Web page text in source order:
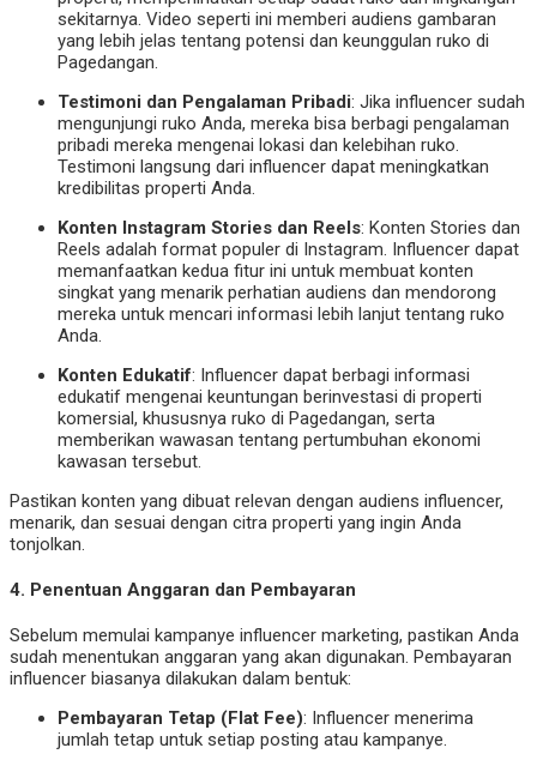
sekitarnya. Video seperti ini memberi audiens gambaran
yang lebih jelas tentang potensi dan keunggulan ruko di
Pagedangan.
Testimoni dan Pengalaman Pribadi: Jika influencer sudah
mengunjungi ruko Anda, mereka bisa berbagi pengalaman
pribadi mereka mengenai lokasi dan kelebihan ruko.
Testimoni langsung dari influencer dapat meningkatkan
kredibilitas properti Anda.
Konten Instagram Stories dan Reels: Konten Stories dan
Reels adalah format populer di Instagram. Influencer dapat
memanfaatkan kedua fitur ini untuk membuat konten
singkat yang menarik perhatian audiens dan mendorong
mereka untuk mencari informasi lebih lanjut tentang ruko
Anda.
Konten Edukatif: Influencer dapat berbagi informasi
edukatif mengenai keuntungan berinvestasi di properti
komersial, khususnya ruko di Pagedangan, serta
memberikan wawasan tentang pertumbuhan ekonomi
kawasan tersebut.
Pastikan konten yang dibuat relevan dengan audiens influencer,
menarik, dan sesuai dengan citra properti yang ingin Anda
tonjolkan.
4. Penentuan Anggaran dan Pembayaran
Sebelum memulai kampanye influencer marketing, pastikan Anda
sudah menentukan anggaran yang akan digunakan. Pembayaran
influencer biasanya dilakukan dalam bentuk:
Pembayaran Tetap (Flat Fee): Influencer menerima
jumlah tetap untuk setiap posting atau kampanye.